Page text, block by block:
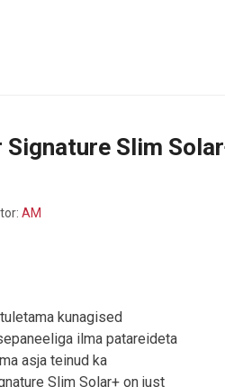
Slim
AM
kunagised
ilma patareideta
asja teinud ka
Slim Solar+ on just